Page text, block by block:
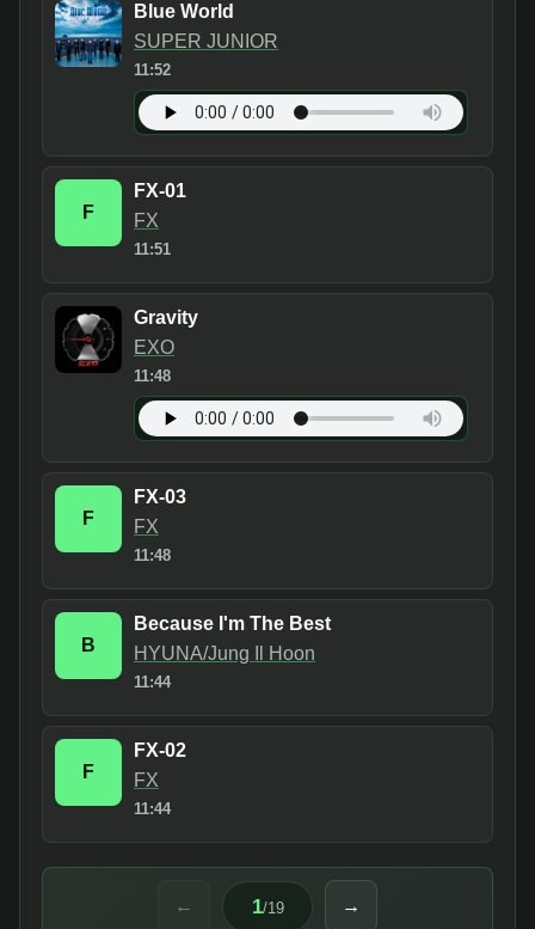
Blue World
SUPER JUNIOR
11:52
F
FX-01
FX
11:51
Gravity
EXO
11:48
F
FX-03
FX
11:48
B
Because I'm The Best
HYUNA/Jung Il Hoon
11:44
F
FX-02
FX
11:44
← 1/19 →